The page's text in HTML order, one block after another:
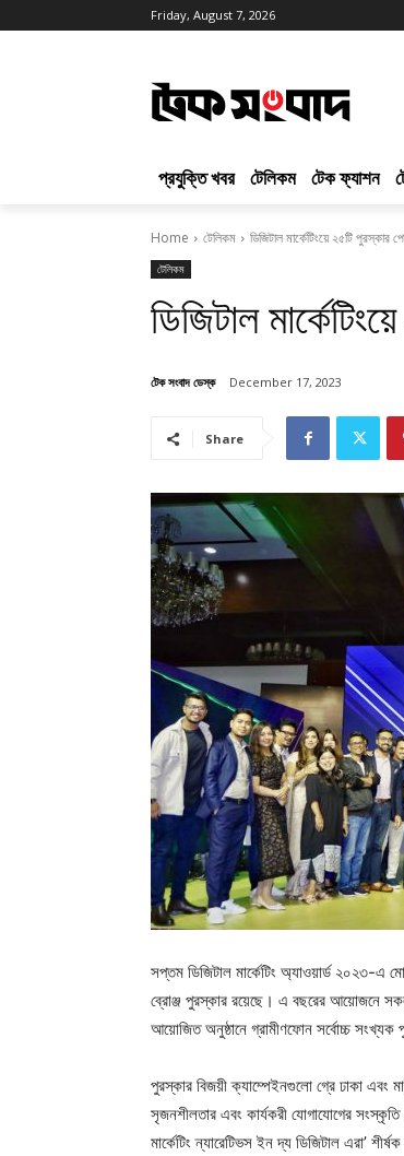
Friday, August 7, 2026
প্রযুক্তি খবর টেলিকম টেক ফ্যাশন
Home টেলিকম ডিজিটাল মার্কেটিংয়ে ২৫টি পুরস্কার
টেলিকম
ডিজিটাল
টেক সংবাদ ডেস্ক December 17, 2023
Share
সপ্তম ডিজিটাল মার্কেটিং অ্যাওয়ার্ড ২০২৩-এ
ব্রোঞ্জ পুরস্কার রয়েছে। এ বছরের আয়োজনে সকল
আয়োজিত অনুষ্ঠানে গ্রামীণফোন সর্বোচ্চ সংখ্যক
পুরস্কার বিজয়ী ক্যাম্পেইনগুলো গ্রে ঢাকা এবং
সৃজনশীলতার এবং কার্যকরী যোগাযোগের
মার্কেটিং ন্যারেটিভস ইন দ্য ডিজিটাল এরা’